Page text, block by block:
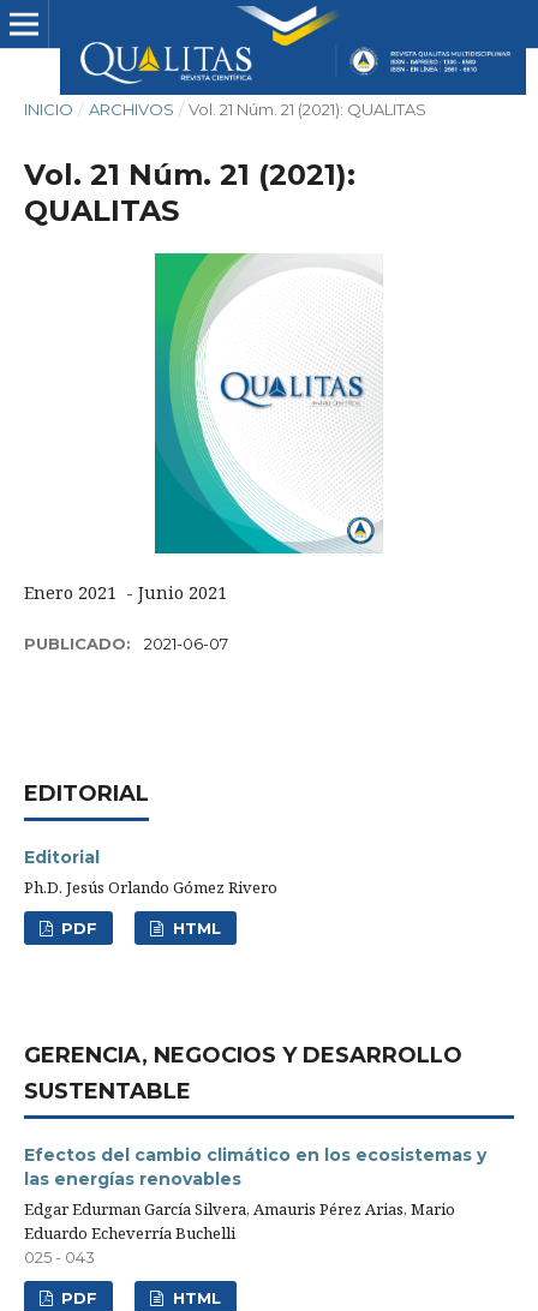
INICIO / ARCHIVOS / Vol. 21 Núm. 21 (2021): QUALITAS
Vol. 21 Núm. 21 (2021):
QUALITAS
Enero 2021 - Junio 2021
PUBLICADO: 2021-06-07
EDITORIAL
Editorial
Ph.D. Jesús Orlando Gómez Rivero
PDF HTML
GERENCIA, NEGOCIOS Y DESARROLLO
SUSTENTABLE
Efectos del cambio climático en los ecosistemas y
las energías renovables
Edgar Edurman García Silvera, Amauris Pérez Arias, Mario
Eduardo Echeverría Buchelli
025 - 043
PDF HTML